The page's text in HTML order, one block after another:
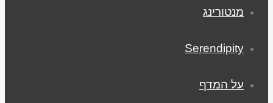
מנטורינג
Serendipity
על המדף